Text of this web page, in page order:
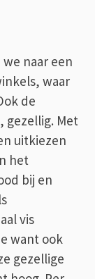
naar een
waar
de
gezellig. Met
uitkiezen
het
bij en
vis
want ook
gezellige